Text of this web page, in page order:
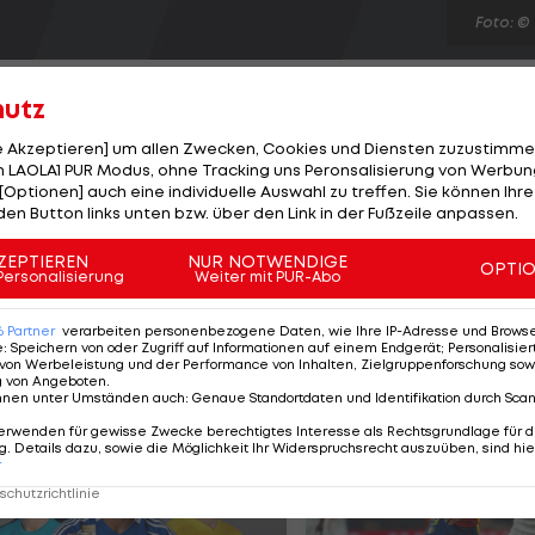
Foto: ©
in Indianapolis geben die Werks-Hondas den
vor Dani Pedrosa (+0,181 Sek) die Bestzeit. Bester
auf Rang drei. In der Nachmittags-Session
mit 0,295 Sekunden halbwegs an die Zeit des
im zweiten Training und belegt Rang drei.
Akzeptieren] um allen Zwecken, Cookies und Diensten
PUR Modus, ohne Tracking uns Peronsalisierung von
auch eine individuelle Auswahl zu treffen. Sie können
Button links unten bzw. über den Link in der Fußzeile anpassen.
NUR NOTWENDIGE
Weiter mit PUR-Abo
Partner verarbeiten personenbezogene Daten, wie Ihre IP-Adresse und
: Speichern von oder Zugriff auf Informationen auf einem Endgerät;
Werbeleistung und der Performance von Inhalten, Zielgruppenforschung
von Angeboten
unter Umständen auch: Genaue Standortdaten und Identifikation durch
für gewisse Zwecke berechtigtes Interesse als Rechtsgrundlage für
Details dazu, sowie die Möglichkeit Ihr Widerspruchsrecht auszuüben, sind